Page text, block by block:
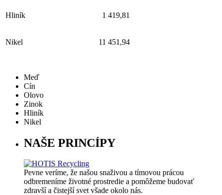
Hliník 1 419,81
Nikel 11 451,94
Meď
Cín
Olovo
Zinok
Hliník
Nikel
NAŠE PRINCÍPY
Pevne veríme, že našou snaživou a tímovou prácou
odbremeníme životné prostredie a pomôžeme budovať
zdravší a čistejší svet všade okolo nás.